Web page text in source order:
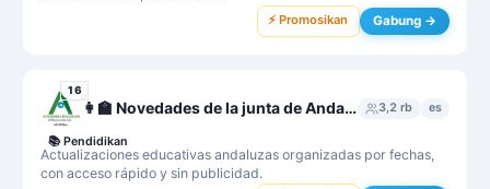
⚡ Promosikan Gabung →
16
👩‍🏫 Novedades de la junta de Andalucía en Educación 👨‍🏫 3,2 rb es
Actualizaciones educativas andaluzas organizadas por fechas,
con acceso rápido y sin publicidad.
📚 Pendidikan